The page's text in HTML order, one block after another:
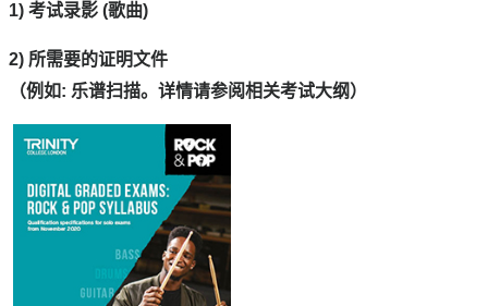
1) 考试录影 (歌曲)
2) 所需要的证明文件
（例如: 乐谱扫描。详情请参阅相关考试大纲）